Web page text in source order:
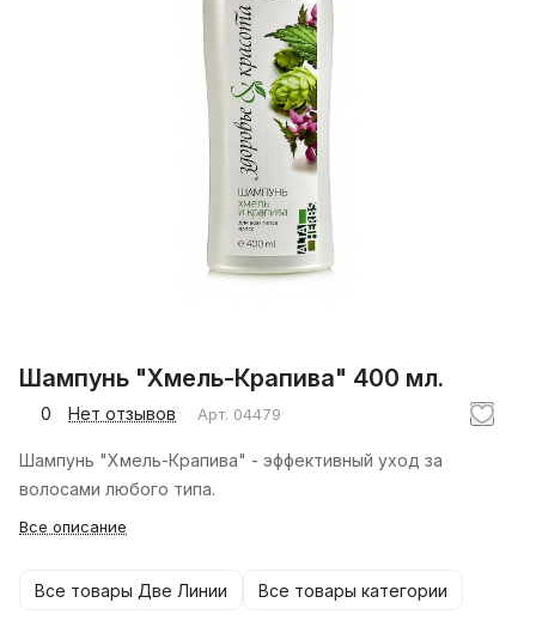
Шампунь "Хмель-Крапива" 400 мл.
0 Нет отзывов Арт. 04479
Шампунь "Хмель-Крапива" - эффективный уход за
волосами любого типа.
Все описание
Все товары Две Линии Все товары категории